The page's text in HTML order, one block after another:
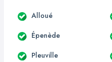
Alloué
Épenède
Pleuville